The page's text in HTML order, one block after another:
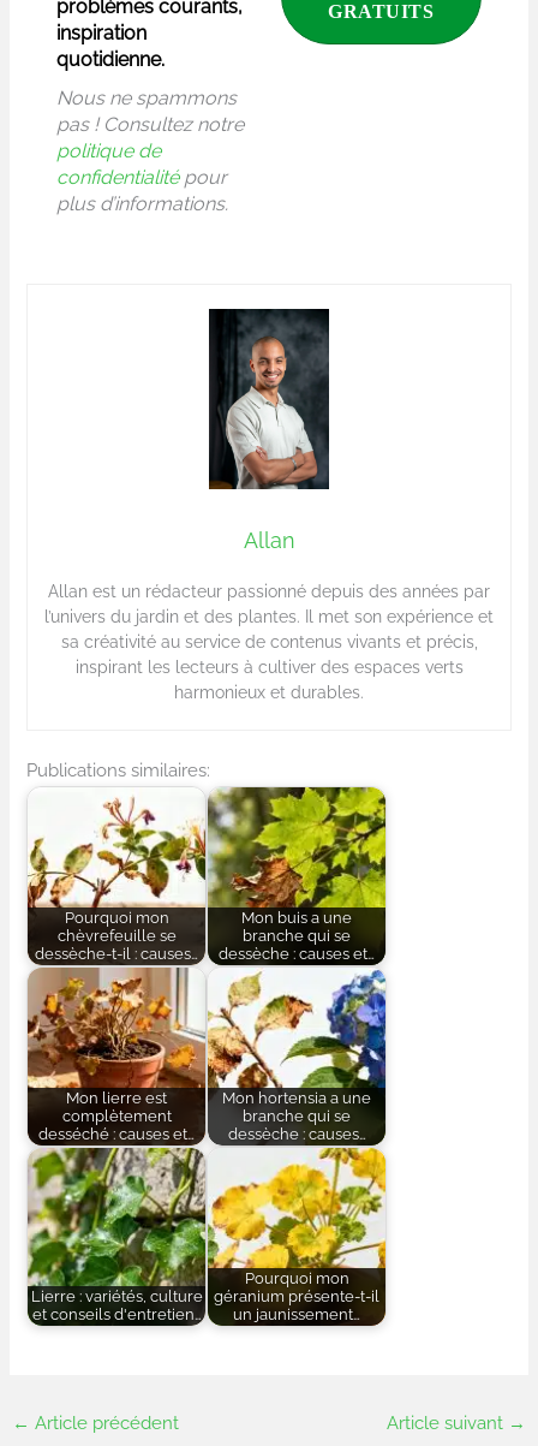
problèmes courants,
inspiration
quotidienne.
Nous ne spammons
pas ! Consultez notre
politique de
confidentialitépour
plus d’informations.
Allan
Allan est un rédacteur passionné depuis des années par
l’univers du jardin et des plantes. Il met son expérience et
sa créativité au service de contenus vivants et précis,
inspirant les lecteurs à cultiver des espaces verts
harmonieux et durables.
Publications similaires:
Pourquoi mon
chèvrefeuille se
dessèche-t-il : causes…
Mon buis a une
branche qui se
dessèche : causes et…
Mon lierre est
complètement
desséché : causes et…
Mon hortensia a une
branche qui se
dessèche : causes…
Lierre : variétés, culture
et conseils d'entretien…
Pourquoi mon
géranium présente-t-il
un jaunissement…
← Article précédent Article suivant →